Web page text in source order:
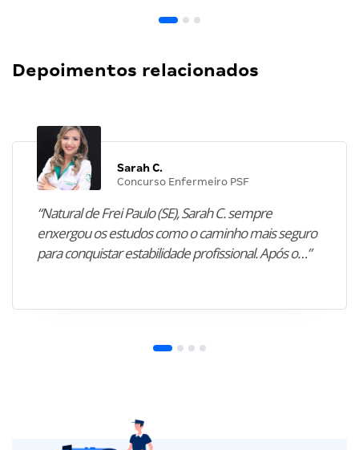
Depoimentos relacionados
Sarah C.
Concurso Enfermeiro PSF
“Natural de Frei Paulo (SE), Sarah C. sempre
enxergou os estudos como o caminho mais seguro
para conquistar estabilidade profissional. Após o…”